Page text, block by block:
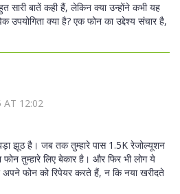
सारी बातें कही हैं, लेकिन क्या उन्होंने कभी यह
उपयोगिता क्या है? एक फोन का उद्देश्य संचार है,
12:02
झूठ है। जब तक तुम्हारे पास 1.5K रेजोल्यूशन
फोन तुम्हारे लिए बेकार है। और फिर भी लोग ये
अपने फोन को रिपेयर करते हैं, न कि नया खरीदते